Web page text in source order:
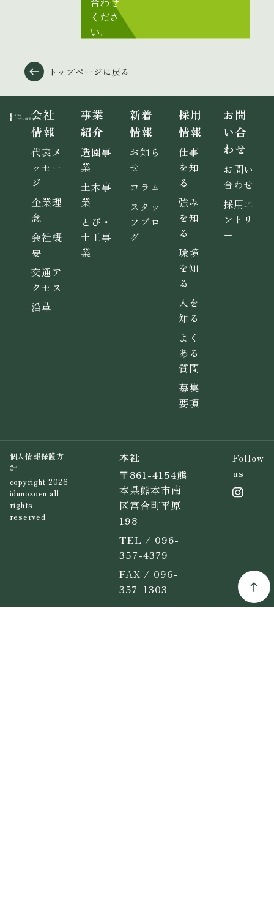
くださ
い。
トップページに戻る
会社
情報
代表メ
ッセー
ジ
企業理
念
会社概
要
交通ア
クセス
沿革
事業
紹介
造園事
業
土木事
業
とび・
土工事
業
新着
情報
お知ら
せ
コラム
スタッ
フブロ
グ
採用
情報
仕事
を知
る
強み
を知
る
環境
を知
る
人を
知る
よく
ある
質問
募集
要項
お問
い合
わせ
お問い
合わせ
採用エ
ントリ
ー
個人情報保護方
針
copyright 2026
idunozoen all
rights
reserved.
本社
〒861-4154熊
本県熊本市南
区富合町平原
198
TEL / 096-
357-4379
FAX / 096-
357-1303
Follow
us